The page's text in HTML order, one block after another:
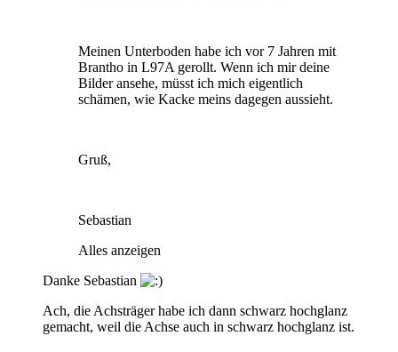
Meinen Unterboden habe ich vor 7 Jahren mit
Brantho in L97A gerollt. Wenn ich mir deine
Bilder ansehe, müsst ich mich eigentlich
schämen, wie Kacke meins dagegen aussieht.
Gruß,
Sebastian
Alles anzeigen
Danke Sebastian
Ach, die Achsträger habe ich dann schwarz hochglanz
gemacht, weil die Achse auch in schwarz hochglanz ist.